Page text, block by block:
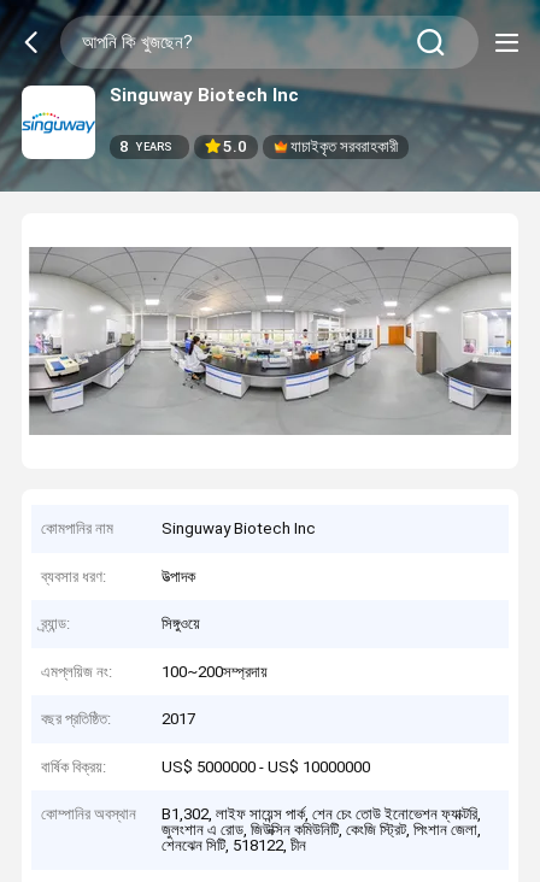
Singuway Biotech Inc
8 YEARS 5.0 যাচাইকৃত সরবরাহকারী
কোমপানির নাম Singuway Biotech Inc
ব্যবসার ধরণ: উত্পাদক
ব্র্যান্ড: সিঙ্গুওয়ে
এমপ্লয়িজ নং: 100~200সম্প্রদায়
বছর প্রতিষ্ঠিত: 2017
বার্ষিক বিক্রয়: US$ 5000000 - US$ 10000000
কোম্পানির অবস্থান
B1,302, লাইফ সায়েন্স পার্ক, শেন চেং তোউ ইনোভেশন ফ্যাক্টরি,
জুলংশান এ রোড, জিউক্সিন কমিউনিটি, কেংজি স্ট্রিট, পিংশান জেলা,
শেনঝেন সিটি, 518122, চীন